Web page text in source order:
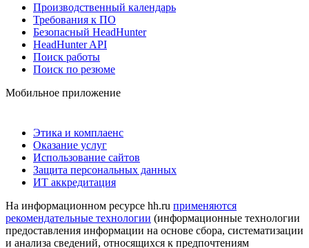
Производственный календарь
Требования к ПО
Безопасный HeadHunter
HeadHunter API
Поиск работы
Поиск по резюме
Мобильное приложение
Этика и комплаенс
Оказание услуг
Использование сайтов
Защита персональных данных
ИТ аккредитация
На информационном ресурсе hh.ru применяются
рекомендательные технологии (информационные технологии
предоставления информации на основе сбора, систематизации
и анализа сведений, относящихся к предпочтениям